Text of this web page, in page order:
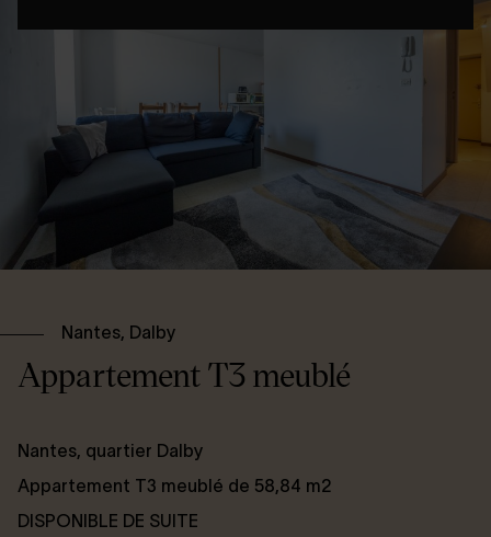
Nantes, Dalby
Appartement T3 meublé
Nantes, quartier Dalby
Appartement T3 meublé de 58,84 m2
DISPONIBLE DE SUITE